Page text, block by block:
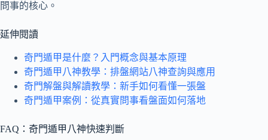
問事的核心。
延伸閱讀
奇門遁甲是什麼？入門概念與基本原理
奇門遁甲八神教學：排盤網站八神查詢與應用
奇門解盤與解讀教學：新手如何看懂一張盤
奇門遁甲案例：從真實問事看盤面如何落地
FAQ：奇門遁甲八神快速判斷